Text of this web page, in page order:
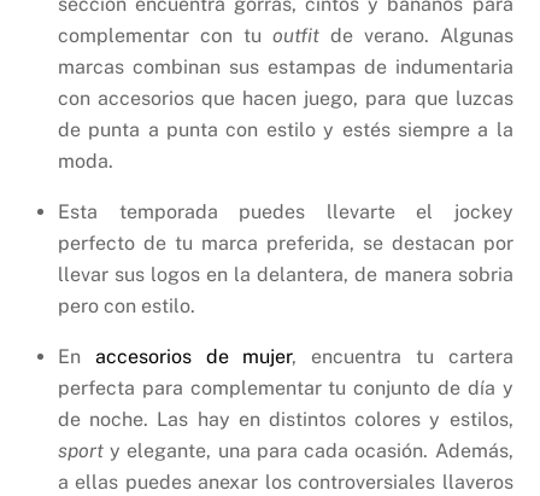
complementar con tu outfitde verano. Algunas
marcas combinan sus estampas de indumentaria
con accesorios que hacen juego, para que luzcas
de punta a punta con estilo y estés siempre a la
moda.
Esta temporada puedes llevarte el jockey
perfecto de tu marca preferida, se destacan por
llevar sus logos en la delantera, de manera sobria
pero con estilo.
En accesorios de mujer, encuentra tu cartera
perfecta para complementar tu conjunto de día y
de noche. Las hay en distintos colores y estilos,
sport y elegante, una para cada ocasión. Además,
a ellas puedes anexar los controversiales llaveros